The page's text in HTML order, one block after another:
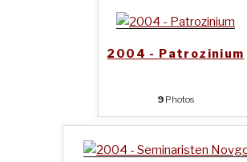
2004 - Patrozinium
9Photos